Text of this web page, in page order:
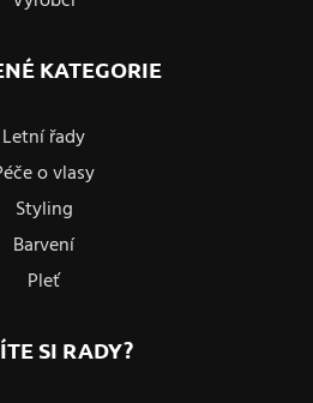
KATEGORIE
Letní řady
o vlasy
Styling
Barvení
Pleť
SI RADY?